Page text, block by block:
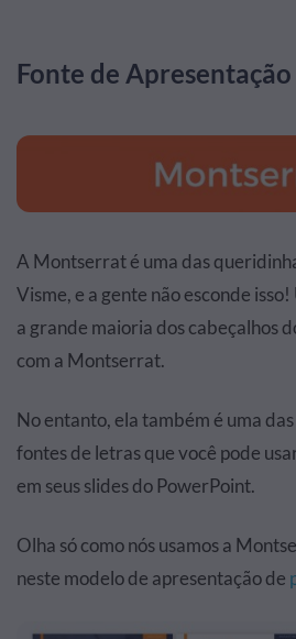
Fonte de
A Montserrat é uma das
Visme, e a gente não esconde
a grande maioria dos cabeçalhos
com a Montserrat.
No entanto, ela também é uma
fontes de letras que você pode
em seus slides do PowerPoint.
Olha só como nós usamos a
neste modelo de apresentação de